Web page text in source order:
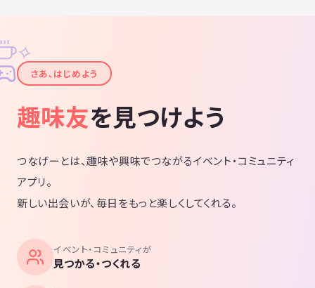
✦
✧
さあ、はじめよう
趣味友を見つけよう
つなげーとは、趣味や興味でつながるイベント・コミュニティ
アプリ。
新しい出会いが、毎日をもっと楽しくしてくれる。
イベント・コミュニティが
見つかる・つくれる